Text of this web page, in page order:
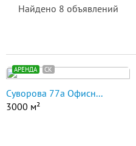
Найдено 8 объявлений
АРЕНДА СК
Суворова 77а Офисн...
3000 м²